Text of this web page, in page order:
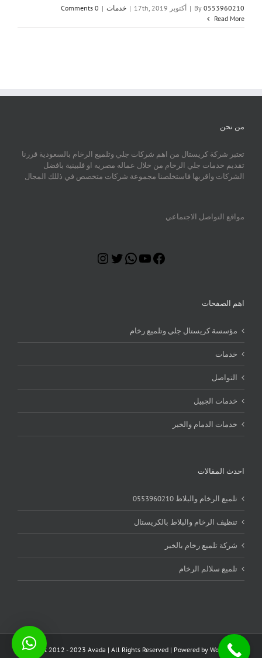
By 0553960210
| أكتوبر 17th, 2019 | خدمات |
0 Comments
Read More
من نحن
تعتبر شركة كريستال من اهم شركات جلي وتلميع الرخام بالسعودية قررنا
تقديم خدمات جلي الرخام من خلال عماله مصريه او فلبينية بافضل
الشركات واقربها فاستخلصنا مجموعة شركات متخصص في ذللك المجال
مواقع التواصل الاجتماعي
Facebook
YouTube
WhatsApp
Twitter
اهم الصفحات
مؤسسة كريستال جلي وتلميع رخام
خدمات
التواصل
خدمات الجبيل
خدمات الدمام والخبر
احدث المقالات
تلميع الرخام والبلاط 0553960210
تنظيف الرخام والبلاط بالكريستال
شركة تلميع رخام بالخبر
تلميع سلالم الرخام
Copyright 2012 - 2023 Avada | All Rights Reserved | Powered by WordPress